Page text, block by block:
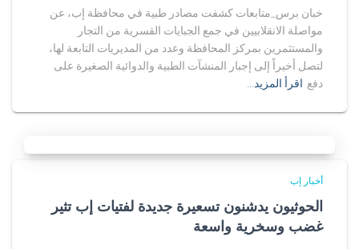
خبان برس_متابعات كشفت مصادر طبية في محافظة إب، عن
مواصلة الانقلابيين في جمع الجبايات القسرية من التجار
والمستثمرين بمركز المحافظة وعدد من المديريات التابعة لها،
لتصل أخيراً إلى إجبار المنشآت الطبية والدوائية الصغيرة على
دفع اقرأ المزيد…
أخبار إب
الحوثيون يدشنون تسعيرة جديدة لفتيات إب تثير
غضب وسخرية واسعة